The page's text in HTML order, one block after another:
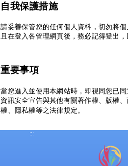
自我保護措施
請妥善保管您的任何個人資料，切勿將個
且在登入各管理網頁後，務必記得登出，
重要事項
當您進入並使用本網站時，即視同您已
資訊安全宣告與其他有關著作權、版權
權、隱私權等之法律規定。
:::